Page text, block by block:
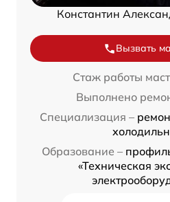
Константин
Вызвать
Стаж работы
Выполнено
Специализация –
Образование –
«Техническая